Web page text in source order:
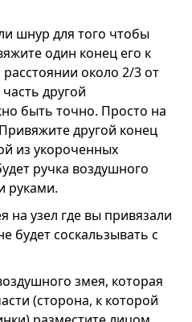
шнур для того чтобы
один конец его к
около 2/3 от
другой
быть точно. Просто на
другой конец
из укороченных
ручка воздушного
руками.
узел где вы привязали
будет соскальзывать с
змея, которая
(сторона, к которой